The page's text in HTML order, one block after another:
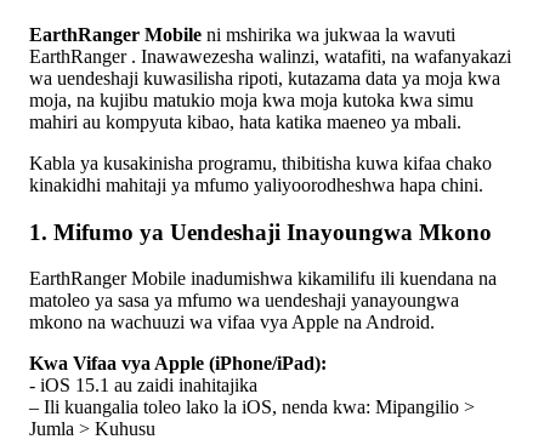
EarthRanger Mobile ni mshirika wa jukwaa la wavuti
EarthRanger . Inawawezesha walinzi, watafiti, na wafanyakazi
wa uendeshaji kuwasilisha ripoti, kutazama data ya moja kwa
moja, na kujibu matukio moja kwa moja kutoka kwa simu
mahiri au kompyuta kibao, hata katika maeneo ya mbali.
Kabla ya kusakinisha programu, thibitisha kuwa kifaa chako
kinakidhi mahitaji ya mfumo yaliyoorodheshwa hapa chini.
1. Mifumo ya Uendeshaji Inayoungwa Mkono
EarthRanger Mobile inadumishwa kikamilifu ili kuendana na
matoleo ya sasa ya mfumo wa uendeshaji yanayoungwa
mkono na wachuuzi wa vifaa vya Apple na Android.
Kwa Vifaa vya Apple (iPhone/iPad):
- iOS 15.1 au zaidi inahitajika
– Ili kuangalia toleo lako la iOS, nenda kwa: Mipangilio >
Jumla > Kuhusu